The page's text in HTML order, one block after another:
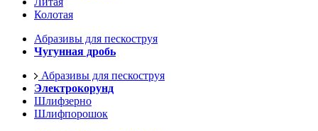
Колотая
Абразивы для пескоструя
Чугунная дробь
Абразивы для пескоструя
Электрокорунд
Шлифзерно
Шлифпорошок